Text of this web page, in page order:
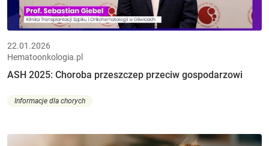
22.01.2026
Hematoonkologia.pl
ASH 2025: Choroba przeszczep przeciw gospodarzowi
Informacje dla chorych